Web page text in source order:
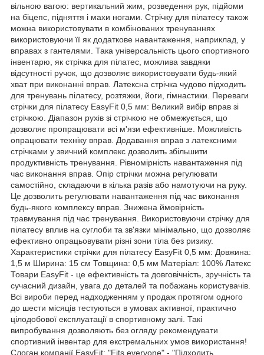
вільною вагою: вертикальний жим, розведення рук, підйоми
на біцепс, підняття і махи ногами. Стрічку для пілатесу також
можна використовувати в комбінованих тренуваннях
використовуючи її як додаткове навантаження, наприклад, у
вправах з гантелями. Така універсальність цього спортивного
інвентарю, як стрічка для пілатес, можлива завдяки
відсутності ручок, що дозволяє використовувати будь-який
хват при виконанні вправ. Латексна стрічка чудово підходить
для тренувань пілатесу, розтяжки, йоги, гімнастики. Переваги
стрічки для пілатесу EasyFit 0,5 мм: Великий вибір вправ зі
стрічкою. Діапазон рухів зі стрічкою не обмежується, що
дозволяє пропрацювати всі м'язи ефективніше. Можливість
опрацювати техніку вправ. Додавання вправ з латексними
стрічками у звичний комплекс дозволить збільшити
продуктивність тренування. Рівномірність навантаження під
час виконання вправ. Опір стрічки можна регулювати
самостійно, складаючи в кілька разів або намотуючи на руку.
Це дозволить регулювати навантаження під час виконання
будь-якого комплексу вправ. Знижена ймовірність
травмування під час тренування. Використовуючи стрічку для
пілатесу вплив на суглоби та зв'язки мінімально, що дозволяє
ефективно опрацьовувати різні зони тіла без ризику.
Характеристики стрічки для пілатесу EasyFit 0,5 мм: Довжина:
1,5 м Ширина: 15 см Товщина: 0,5 мм Матеріал: 100% Латекс
Товари EasyFit - це ефективність та довговічність, зручність та
сучасний дизайн, увага до деталей та побажань користувачів.
Всі вироби перед надходженням у продаж протягом одного
до шести місяців тестуються в умовах активної, практично
цілодобової експлуатації в спортивному залі. Такі
випробування дозволяють без огляду рекомендувати
спортивний інвентар для екстремальних умов використання!
Слоган компанії EasyFit: "Fits everyone" - "Підходить